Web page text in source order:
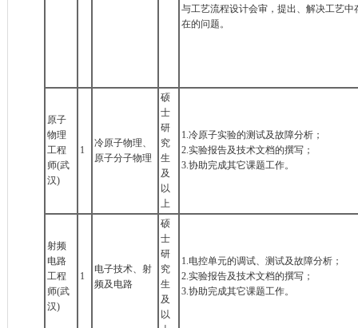
与工艺流程设计会审，提出、解决工艺中
在的问题。
原子
物理
工程
师(武
汉)
1
冷原子物理、
原子分子物理
硕
士
研
究
生
及
以
上
1.冷原子实验的测试及故障分析；
2.实验报告及技术文档的撰写；
3.协助完成其它课题工作。
射频
电路
工程
师(武
汉)
1
电子技术、射
频及电路
硕
士
研
究
生
及
以
1.电控单元的调试、测试及故障分析；
2.实验报告及技术文档的撰写；
3.协助完成其它课题工作。